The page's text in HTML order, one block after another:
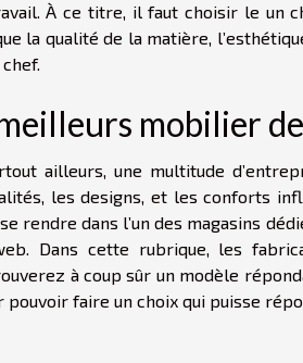
À ce titre, il faut choisir le un
la qualité de la matière,
mobilier
ailleurs, une multitude
les designs, et les conforts
rendre dans l’un des magasins
Dans cette rubrique, les
à coup sûr un modèle
pouvoir faire un choix qui puisse